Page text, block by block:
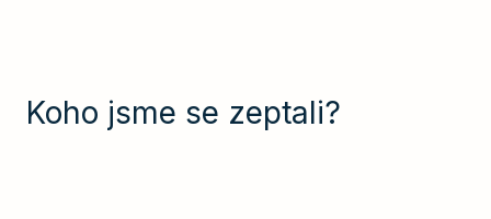
Koho jsme se zeptali?